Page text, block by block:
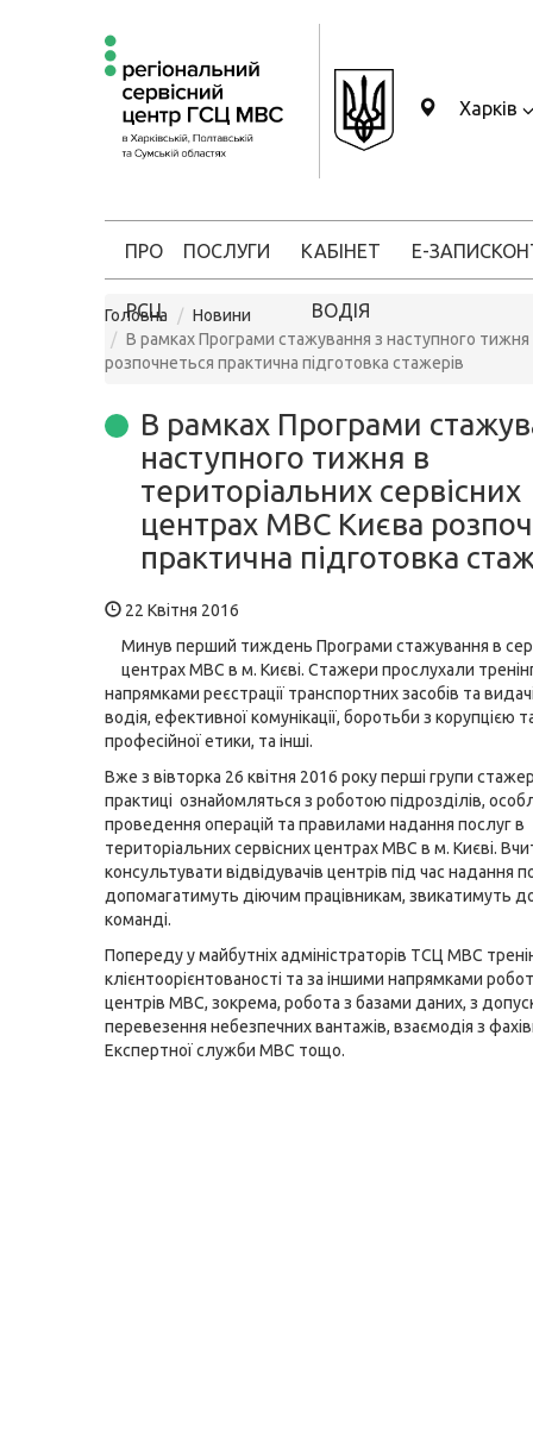
Харків
ПРО
РСЦ
ПОСЛУГИ КАБІНЕТ
ВОДІЯ
Е-ЗАПИС
Головна
Новини
В рамках Програми стажування з наступного
розпочнеться практична підготовка стажерів
В рамках Програми
наступного тижня в
територіальних сервісних
центрах МВС Києва
практична підготовка
22 Квітня 2016
Минув перший тиждень Програми стажування в
центрах МВС в м. Києві. Стажери прослухали
напрямками реєстрації транспортних засобів та
водія, ефективної комунікації, боротьби з корупцією
професійної етики, та інші.
Вже з вівторка 26 квітня 2016 року перші групи
практиці ознайомляться з роботою підрозділів,
проведення операцій та правилами надання послуг в
територіальних сервісних центрах МВС в м. Києві.
консультувати відвідувачів центрів під час надання
допомагатимуть діючим працівникам, звикатимуть
команді.
Попереду у майбутніх адміністраторів ТСЦ МВС
клієнтоорієнтованості та за іншими напрямками
центрів МВС, зокрема, робота з базами даних, з
перевезення небезпечних вантажів, взаємодія з
Експертної служби МВС тощо.